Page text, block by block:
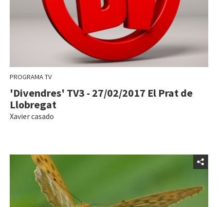
PROGRAMA TV
'Divendres' TV3 - 27/02/2017 El Prat de
Llobregat
Xavier casado